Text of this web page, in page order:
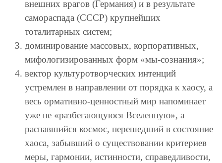
внешних врагов (Германия) и в результате
самораспада (СССР) крупнейших
тоталитарных систем;
доминирование массовых, корпоративных,
мифологизированных форм «мы-сознания»;
вектор культуротворческих интенций
устремлен в направлении от порядка к хаосу, а
весь ормативно-ценностный мир напоминает
уже не «разбегающуюся Вселенную», а
распавшийся космос, перешедший в состояние
хаоса, забывший о существовании критериев
меры, гармонии, истинности, справедливости,